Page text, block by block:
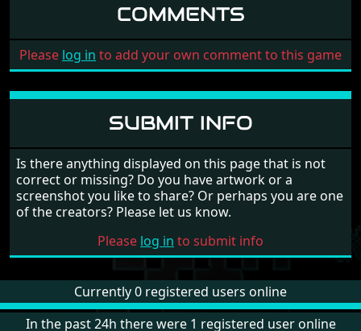
COMMENTS
Please log in to add your own comment to this game
SUBMIT INFO
Is there anything displayed on this page that is not
correct or missing? Do you have artwork or a
screenshot you like to share? Or perhaps you are one
of the creators? Please let us know.
Please log in to submit info
Currently 0 registered users online
In the past 24h there were 1 registered user online